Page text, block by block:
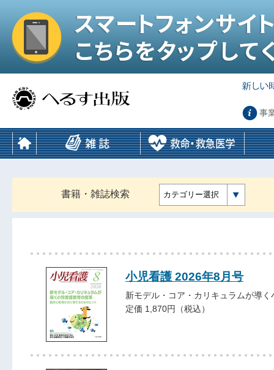
事
書籍・雑誌検索 カテゴリー選択
小児看護 2026年8月号
新モデル・コア・カリキュラムが導
定価 1,870円（税込）